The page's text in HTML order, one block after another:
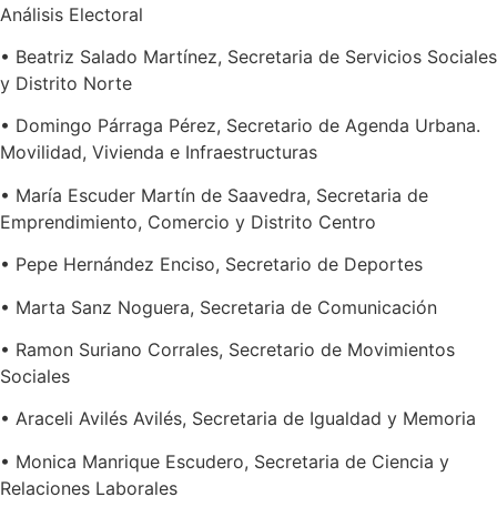
Análisis Electoral
• Beatriz Salado Martínez, Secretaria de Servicios Sociales
y Distrito Norte
• Domingo Párraga Pérez, Secretario de Agenda Urbana.
Movilidad, Vivienda e Infraestructuras
• María Escuder Martín de Saavedra, Secretaria de
Emprendimiento, Comercio y Distrito Centro
• Pepe Hernández Enciso, Secretario de Deportes
• Marta Sanz Noguera, Secretaria de Comunicación
• Ramon Suriano Corrales, Secretario de Movimientos
Sociales
• Araceli Avilés Avilés, Secretaria de Igualdad y Memoria
• Monica Manrique Escudero, Secretaria de Ciencia y
Relaciones Laborales